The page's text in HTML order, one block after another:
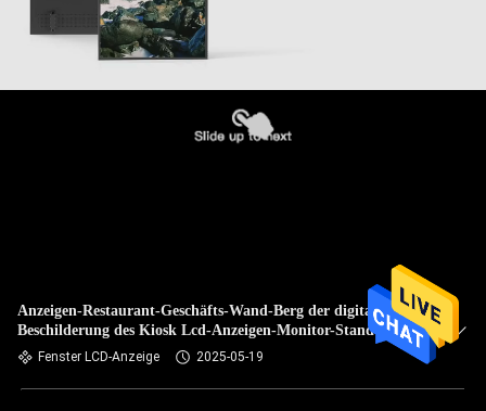
Anzeigen-Restaurant-Geschäfts-Wand-Berg der digitalen
Beschilderung des Kiosk Lcd-Anzeigen-Monitor-Stand-
3500nits 43
Fenster LCD-Anzeige 2025-05-19